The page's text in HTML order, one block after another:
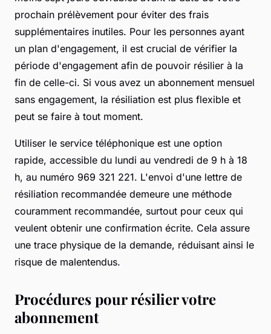
prochain prélèvement pour éviter des frais
supplémentaires inutiles. Pour les personnes ayant
un plan d'engagement, il est crucial de vérifier la
période d'engagement afin de pouvoir résilier à la
fin de celle-ci. Si vous avez un abonnement mensuel
sans engagement, la résiliation est plus flexible et
peut se faire à tout moment.
Utiliser le service téléphonique est une option
rapide, accessible du lundi au vendredi de 9 h à 18
h, au numéro 969 321 221. L'envoi d'une lettre de
résiliation recommandée demeure une méthode
couramment recommandée, surtout pour ceux qui
veulent obtenir une confirmation écrite. Cela assure
une trace physique de la demande, réduisant ainsi le
risque de malentendus.
Procédures pour résilier votre
abonnement